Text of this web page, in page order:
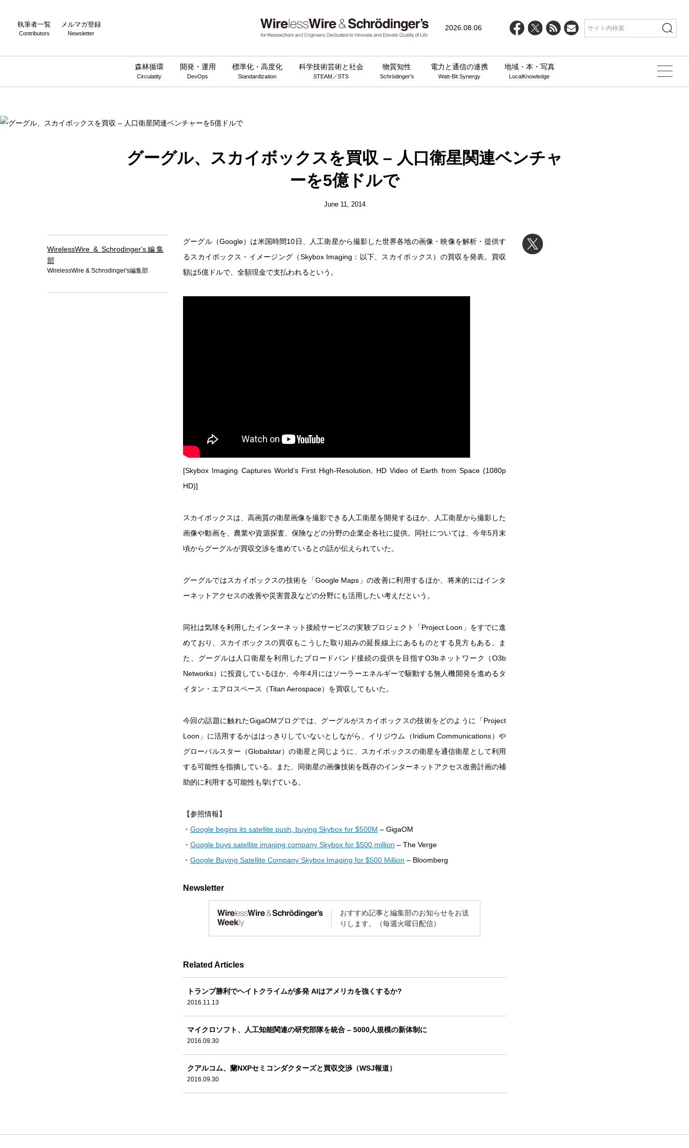
執筆者一覧
Contributors
メルマガ登録
Newsletter
2026.08.06
森林循環
Circulatity
開発・運用
DevOps
標準化・高度化
Standardization
科学技術芸術と社会
STEAM／STS
物質知性
Schrödinger's
電力と通信の連携
Watt-Bit Synergy
地域・本・写真
LocalKnowledge
Warning: Undefined array key 0 in /home/wwnstyle/wirelesswire.jp/public_html/wp-content/themes/wirelesswire_v3/functions.php
グーグル、スカイボックスを買収 – 人口衛星関連ベンチャ
ーを5億ドルで
June 11, 2014
WirelessWire & Schrodinger's編集
部
WirelessWire & Schrodinger's編集部
グーグル（Google）は米国時間10日、人工衛星から撮影した世界各地の画像・映像を解析・提供す
るスカイボックス・イメージング（Skybox Imaging：以下、スカイボックス）の買収を発表。買収
額は5億ドルで、全額現金で支払われるという。
[Skybox Imaging Captures World’s First High-Resolution, HD Video of Earth from Space (1080p
HD)]
スカイボックスは、高画質の衛星画像を撮影できる人工衛星を開発するほか、人工衛星から撮影した
画像や動画を、農業や資源探査、保険などの分野の企業企各社に提供。同社については、今年5月末
頃からグーグルが買収交渉を進めているとの話が伝えられていた。
グーグルではスカイボックスの技術を「Google Maps」の改善に利用するほか、将来的にはインタ
ーネットアクセスの改善や災害普及などの分野にも活用したい考えだという。
同社は気球を利用したインターネット接続サービスの実験プロジェクト「Project Loon」をすでに進
めており、スカイボックスの買収もこうした取り組みの延長線上にあるものとする見方もある。ま
た、グーグルは人口衛星を利用したブロードバンド接続の提供を目指すO3bネットワーク（O3b
Networks）に投資しているほか、今年4月にはソーラーエネルギーで駆動する無人機開発を進めるタ
イタン・エアロスペース（Titan Aerospace）を買収してもいた。
今回の話題に触れたGigaOMブログでは、グーグルがスカイボックスの技術をどのように「Project
Loon」に活用するかははっきりしていないとしながら、イリジウム（Iridium Communications）や
グローバルスター（Globalstar）の衛星と同じように、スカイボックスの衛星を通信衛星として利用
する可能性を指摘している。また、同衛星の画像技術を既存のインターネットアクセス改善計画の補
助的に利用する可能性も挙げている。
【参照情報】
・ Google begins its satellite push, buying Skybox for $500M – GigaOM
・ Google buys satellite imaging company Skybox for $500 million – The Verge
・ Google Buying Satellite Company Skybox Imaging for $500 Million – Bloomberg
Newsletter
おすすめ記事と編集部のお知らせをお送
りします。（毎週火曜日配信）
Related Articles
トランプ勝利でヘイトクライムが多発 AIはアメリカを強くするか?
2016.11.13
マイクロソフト、人工知能関連の研究部隊を統合 – 5000人規模の新体制に
2016.09.30
クアルコム、蘭NXPセミコンダクターズと買収交渉（WSJ報道）
2016.09.30